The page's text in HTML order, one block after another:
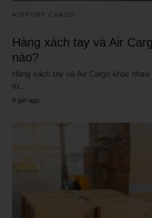
AIRPORT CARGO
Hàng xách tay và Air
nào?
Hàng xách tay và Air Cargo khác
từ…
9 giờ ago